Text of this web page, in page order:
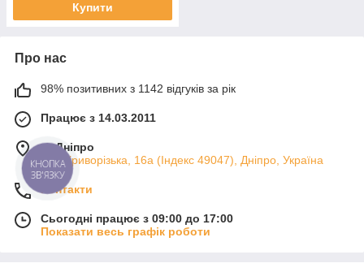
Купити
Про нас
98% позитивних з 1142 відгуків за рік
Працює з 14.03.2011
м. Дніпро
вул. Криворізька, 16а (Індекс 49047), Дніпро, Україна
Контакти
Сьогодні працює з 09:00 до 17:00
Показати весь графік роботи
КНОПКА
ЗВ'ЯЗКУ